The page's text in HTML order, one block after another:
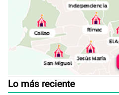
Lo más reciente